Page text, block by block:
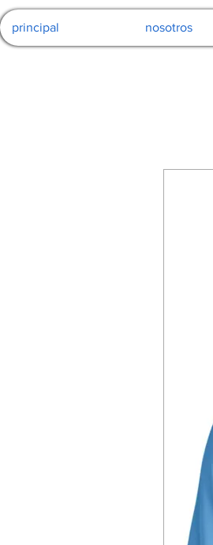
principal nosotros